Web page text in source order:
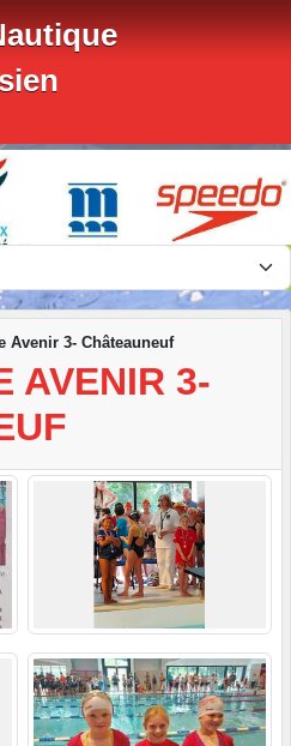
Avenir 3- Châteauneuf
AVENIR 3-